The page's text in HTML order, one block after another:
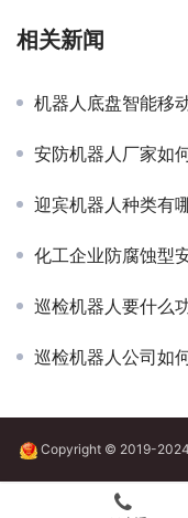
相关新闻
机器人底盘智能移
安防机器人厂家如
迎宾机器人种类有
化工企业防腐蚀型
巡检机器人要什么
巡检机器人公司如
Copyright © 2019-2024